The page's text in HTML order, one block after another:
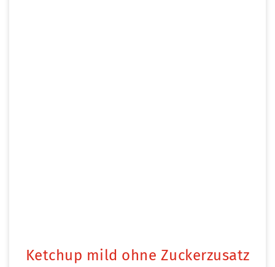
Ketchup mild ohne Zuckerzusatz